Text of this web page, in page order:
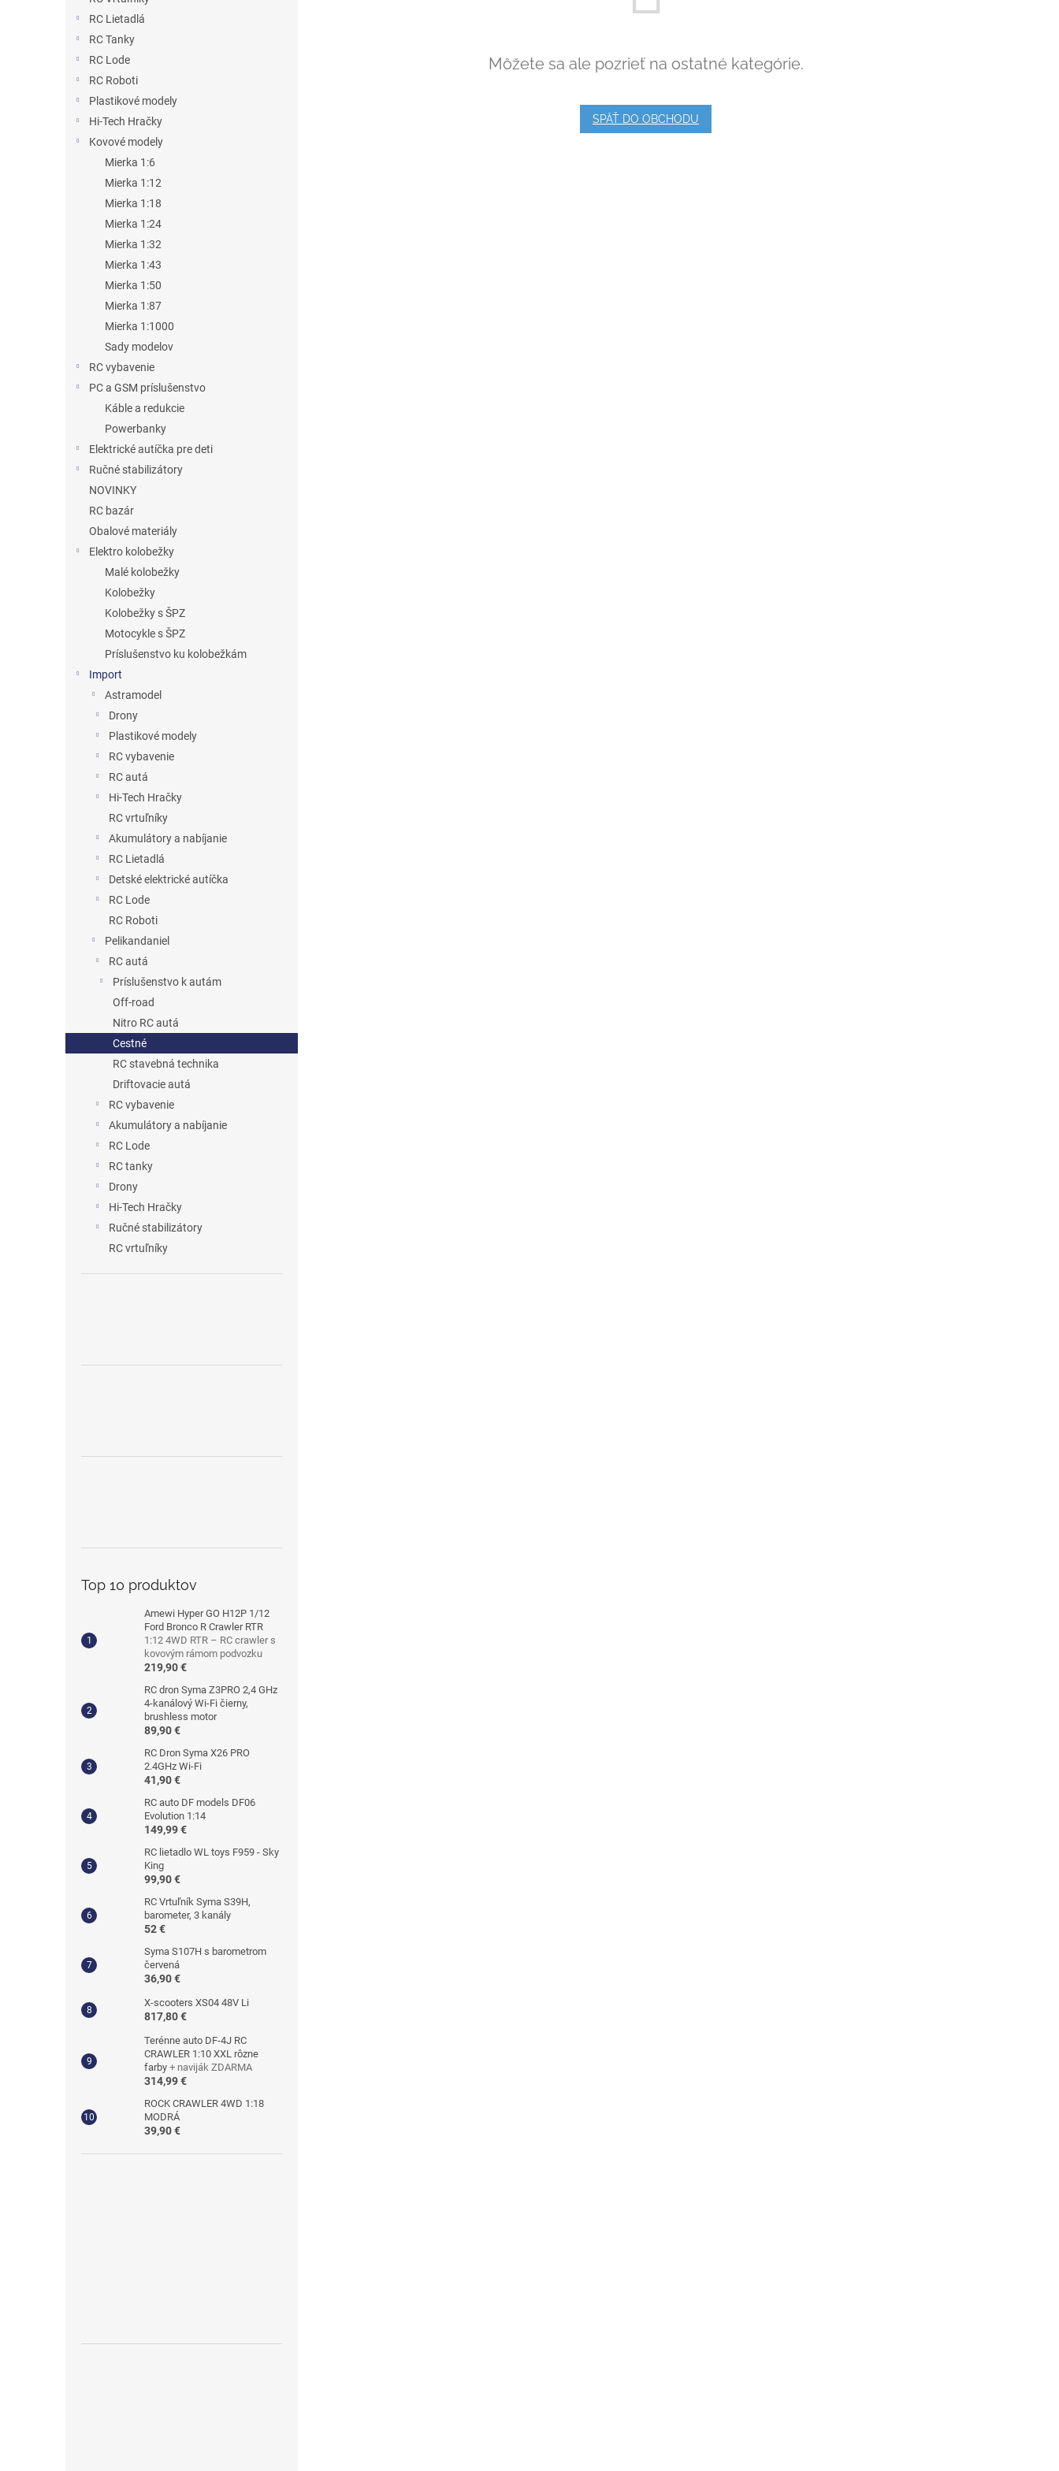
RC Lietadlá
RC Tanky
RC Lode
RC Roboti
Plastikové modely
Hi-Tech Hračky
Kovové modely
Mierka 1:6
Mierka 1:12
Mierka 1:18
Mierka 1:24
Mierka 1:32
Mierka 1:43
Mierka 1:50
Mierka 1:87
Mierka 1:1000
Sady modelov
RC vybavenie
PC a GSM príslušenstvo
Káble a redukcie
Powerbanky
Elektrické autíčka pre deti
Ručné stabilizátory
NOVINKY
RC bazár
Obalové materiály
Elektro kolobežky
Malé kolobežky
Kolobežky
Kolobežky s ŠPZ
Motocykle s ŠPZ
Príslušenstvo ku kolobežkám
Import
Astramodel
Drony
Plastikové modely
RC vybavenie
RC autá
Hi-Tech Hračky
RC vrtuľníky
Akumulátory a nabíjanie
RC Lietadlá
Detské elektrické autíčka
RC Lode
RC Roboti
Pelikandaniel
RC autá
Príslušenstvo k autám
Off-road
Nitro RC autá
Cestné
RC stavebná technika
Driftovacie autá
RC vybavenie
Akumulátory a nabíjanie
RC Lode
RC tanky
Drony
Hi-Tech Hračky
Ručné stabilizátory
RC vrtuľníky
Top 10 produktov
Amewi Hyper GO H12P 1/12
Ford Bronco R Crawler RTR
1:12 4WD RTR – RC crawler s
kovovým rámom podvozku
219,90 €
RC dron Syma Z3PRO 2,4 GHz
4-kanálový Wi-Fi čierny,
brushless motor
89,90 €
RC Dron Syma X26 PRO
2.4GHz Wi-Fi
41,90 €
RC auto DF models DF06
Evolution 1:14
149,99 €
RC lietadlo WL toys F959 - Sky
King
99,90 €
RC Vrtuľník Syma S39H,
barometer, 3 kanály
52 €
Syma S107H s barometrom
červená
36,90 €
X-scooters XS04 48V Li
817,80 €
Terénne auto DF-4J RC
CRAWLER 1:10 XXL rôzne
farby + naviják ZDARMA
314,99 €
ROCK CRAWLER 4WD 1:18
MODRÁ
39,90 €
Môžete sa ale pozrieť na ostatné kategórie.
SPÄŤ DO OBCHODU